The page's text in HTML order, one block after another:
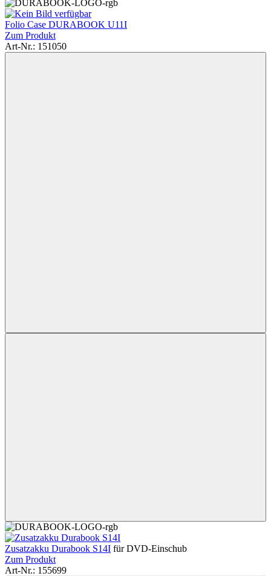
Folio Case DURABOOK U11I
Zum Produkt
Art-Nr.: 151050
Zusatzakku Durabook S14I für DVD-Einschub
Zum Produkt
Art-Nr.: 155699